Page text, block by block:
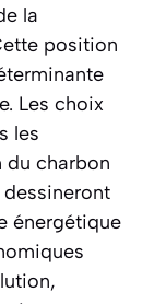
la
position
Les choix
les
du charbon
énergétique